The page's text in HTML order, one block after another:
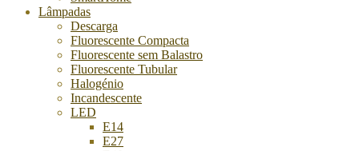
Lâmpadas
Descarga
Fluorescente Compacta
Fluorescente sem Balastro
Fluorescente Tubular
Halogénio
Incandescente
LED
E14
E27